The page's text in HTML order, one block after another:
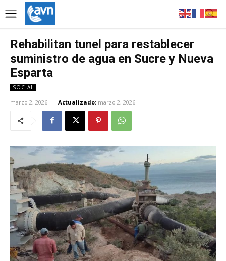
Rehabilitan tunel para restablecer
suministro de agua en Sucre y Nueva
Esparta
SOCIAL
marzo 2, 2026 Actualizado: marzo 2, 2026